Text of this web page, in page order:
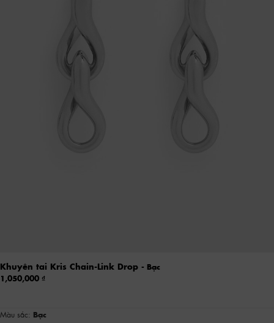
Khuyên tai Kris Chain-Link Drop - Bạc
1,050,000
Màu sắc: Bạc